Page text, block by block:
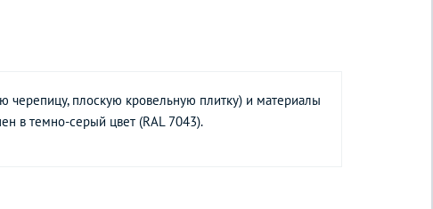
черепицу, плоскую кровельную плитку) и материалы
в темно-cерый цвет (RAL 7043).